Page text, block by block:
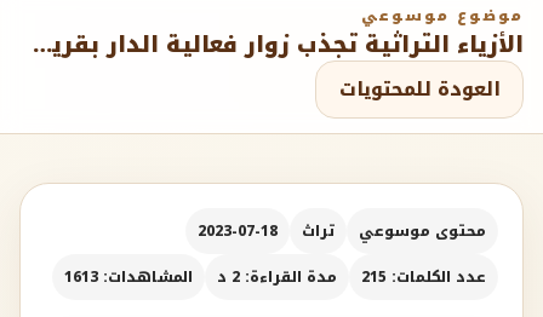
موضوع موسوعي
الأزياء التراثية تجذب زوار فعالية الدار بقرية آل موسى التراثية بالباحة
العودة للمحتويات
محتوى موسوعي تراث
2023-07-18
عدد الكلمات: 215
مدة القراءة: 2 د المشاهدات: 1613